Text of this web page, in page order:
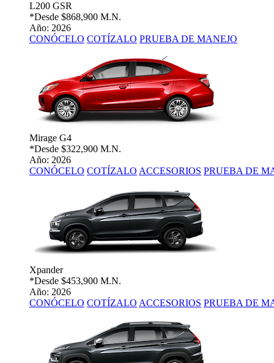
L200 GSR
*Desde $868,900 M.N.
Año: 2026
CONÓCELO COTÍZALO PRUEBA DE MANEJO
Mirage G4
*Desde $322,900 M.N.
Año: 2026
CONÓCELO COTÍZALO ACCESORIOS PRUEBA DE
Xpander
*Desde $453,900 M.N.
Año: 2026
CONÓCELO COTÍZALO ACCESORIOS PRUEBA DE